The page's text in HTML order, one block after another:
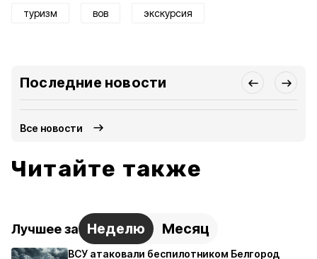
туризм вов экскурсия
Последние новости
Все новости
Читайте также
Лучшее за Неделю Месяц
ВСУ атаковали беспилотником Белгород